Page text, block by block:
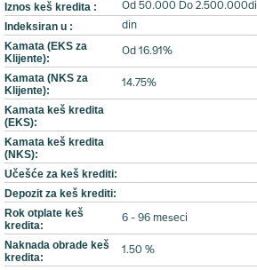
Iznos keš kredita : Od 50.000 Do
Indeksiran u : din
Kamata (EKS za
Klijente):
Od 16.91%
Kamata (NKS za
Klijente):
14.75%
Kamata keš kredita
(EKS):
Kamata keš kredita
(NKS):
Učešće za keš krediti:
Depozit za keš krediti:
Rok otplate keš
kredita:
6 - 96 meseci
Naknada obrade keš
kredita:
1.50 %